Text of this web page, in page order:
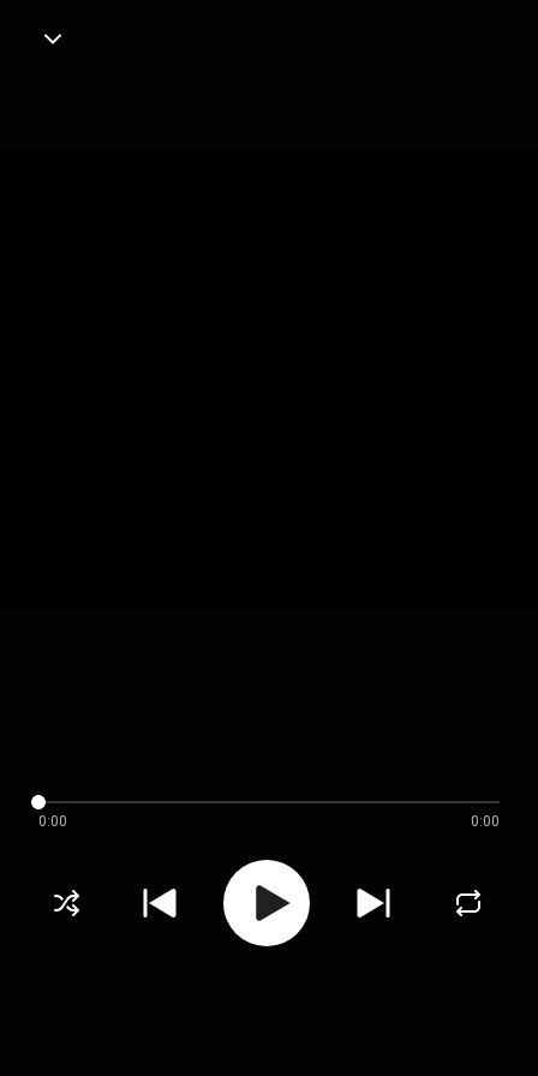
0:00 0:00